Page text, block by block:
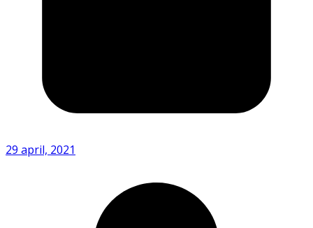
29 april, 2021